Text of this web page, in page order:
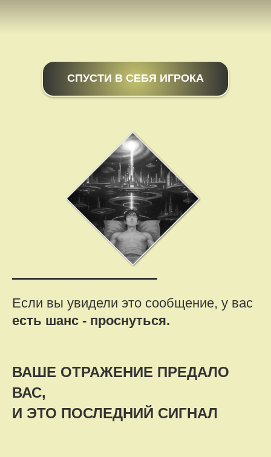
СПУСТИ В СЕБЯ ИГРОКА
Если вы увидели это сообщение, у вас
есть шанс - проснуться.
ВАШЕ ОТРАЖЕНИЕ ПРЕДАЛО
ВАС,
И ЭТО ПОСЛЕДНИЙ СИГНАЛ